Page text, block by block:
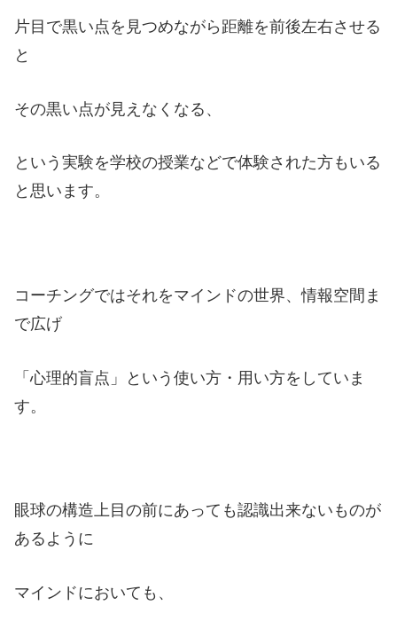
片目で黒い点を見つめながら距離を前後左右させる
と
その黒い点が見えなくなる、
という実験を学校の授業などで体験された方もいる
と思います。
コーチングではそれをマインドの世界、情報空間ま
で広げ
「心理的盲点」という使い方・用い方をしていま
す。
眼球の構造上目の前にあっても認識出来ないものが
あるように
マインドにおいても、